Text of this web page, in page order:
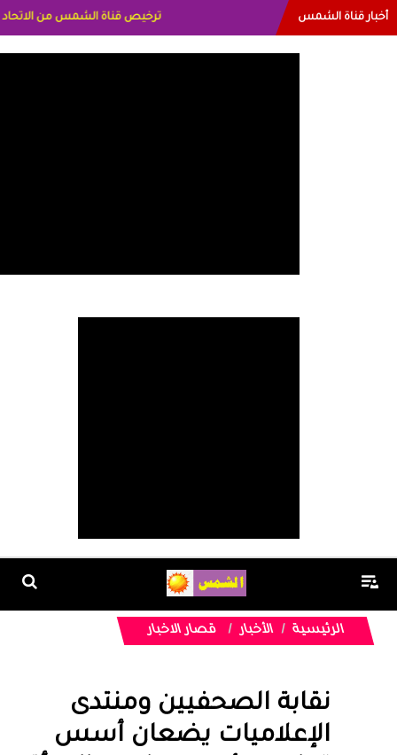
أخبار قناة الشمس
الرئيسية الأخبار قصار الاخبار
نقابة الصحفيين ومنتدى
الإعلاميات يضعان أسس